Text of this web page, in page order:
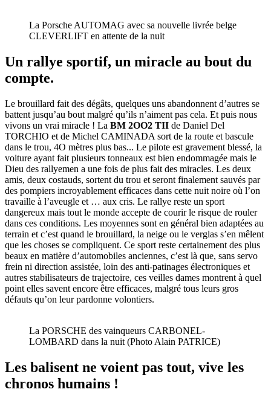
La Porsche AUTOMAG avec sa nouvelle livrée belge
CLEVERLIFT en attente de la nuit
Un rallye sportif, un miracle au bout du
compte.
Le brouillard fait des dégâts, quelques uns abandonnent d’autres se
battent jusqu’au bout malgré qu’ils n’aiment pas cela. Et puis nous
vivons un vrai miracle ! La BM 2OO2 TII de Daniel Del
TORCHIO et de Michel CAMINADA sort de la route et bascule
dans le trou, 4O mètres plus bas... Le pilote est gravement blessé, la
voiture ayant fait plusieurs tonneaux est bien endommagée mais le
Dieu des rallyemen a une fois de plus fait des miracles. Les deux
amis, deux costauds, sortent du trou et seront finalement sauvés par
des pompiers incroyablement efficaces dans cette nuit noire où l’on
travaille à l’aveugle et … aux cris. Le rallye reste un sport
dangereux mais tout le monde accepte de courir le risque de rouler
dans ces conditions. Les moyennes sont en général bien adaptées au
terrain et c’est quand le brouillard, la neige ou le verglas s’en mêlent
que les choses se compliquent. Ce sport reste certainement des plus
beaux en matière d’automobiles anciennes, c’est là que, sans servo
frein ni direction assistée, loin des anti-patinages électroniques et
autres stabilisateurs de trajectoire, ces veilles dames montrent à quel
point elles savent encore être efficaces, malgré tous leurs gros
défauts qu’on leur pardonne volontiers.
La PORSCHE des vainqueurs CARBONEL-
LOMBARD dans la nuit (Photo Alain PATRICE)
Les balisent ne voient pas tout, vive les
chronos humains !